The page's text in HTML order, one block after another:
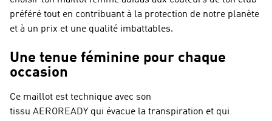
préféré tout en contribuant à la protection de notre planète
et à un prix et une qualité imbattables.
Une tenue féminine pour chaque
occasion
Ce maillot est technique avec son
tissu AEROREADY qui évacue la transpiration et qui